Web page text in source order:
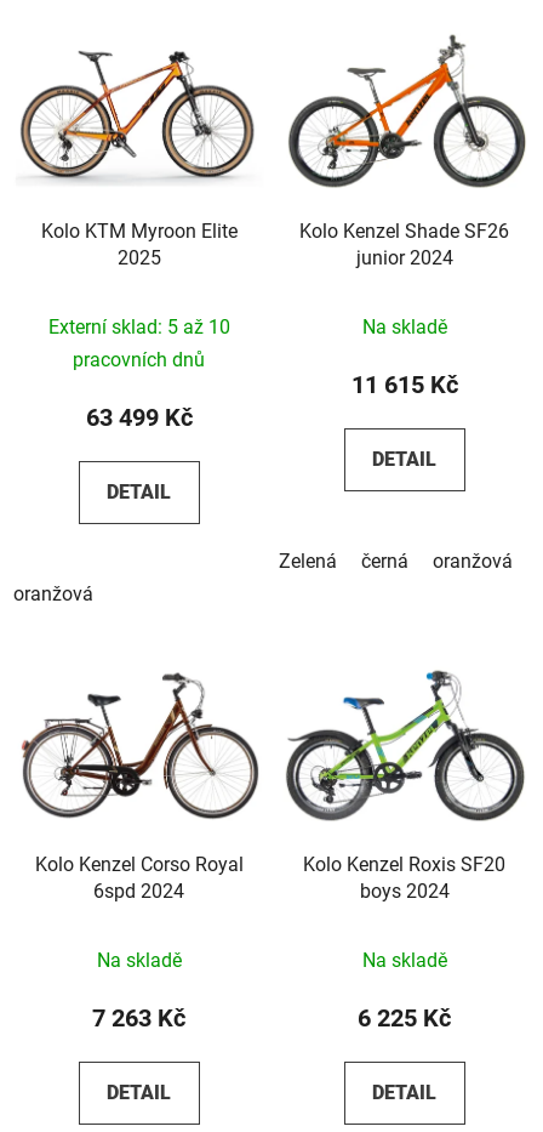
Kolo KTM Myroon Elite
2025
Externí sklad: 5 až 10
pracovních dnů
63 499 Kč
DETAIL
oranžová
Kolo Kenzel Shade SF26
junior 2024
Na skladě
11 615 Kč
DETAIL
Zelená černá oranžová
Kolo Kenzel Corso Royal
6spd 2024
Na skladě
7 263 Kč
DETAIL
Kolo Kenzel Roxis SF20
boys 2024
Na skladě
6 225 Kč
DETAIL